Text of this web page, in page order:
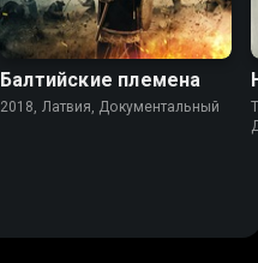
7.0
Балтийские племена
2018, Латвия, Документальный